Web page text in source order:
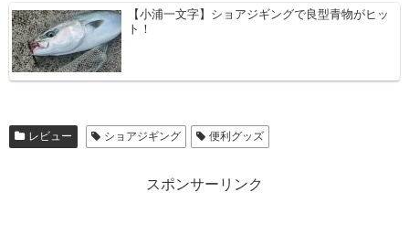
【小浦一文字】ショアジギングで良型青物がヒッ
ト！
レビュー ショアジギング 便利グッズ
スポンサーリンク